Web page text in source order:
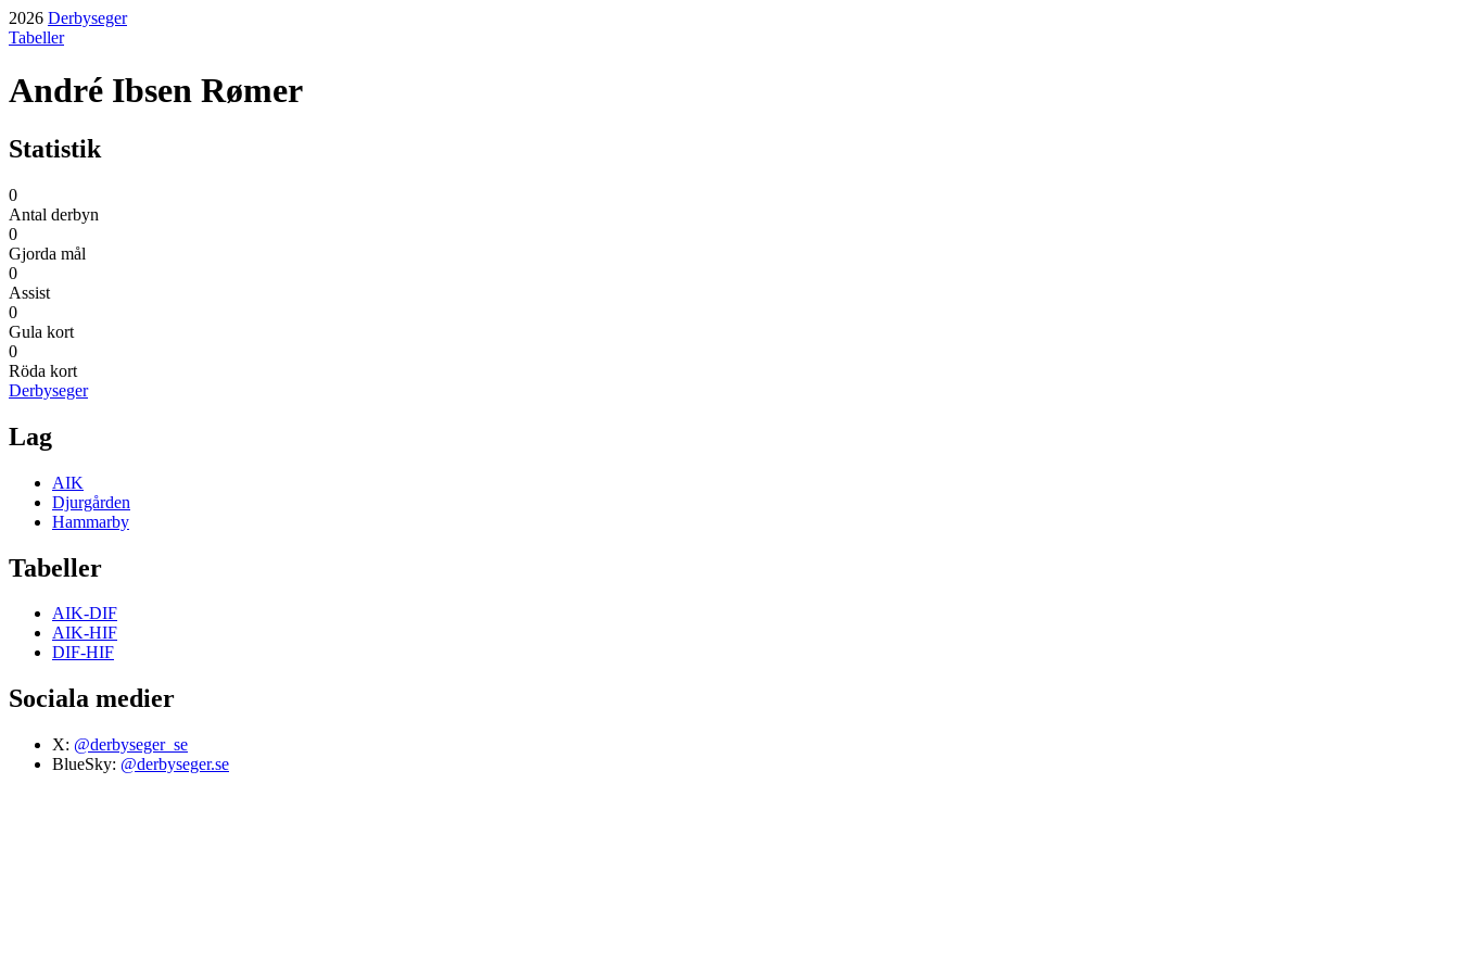
2026 Derbyseger
Tabeller
André Ibsen Rømer
Statistik
0
Antal derbyn
0
Gjorda mål
0
Assist
0
Gula kort
0
Röda kort
Derbyseger
Lag
AIK
Djurgården
Hammarby
Tabeller
AIK-DIF
AIK-HIF
DIF-HIF
Sociala medier
X: @derbyseger_se
BlueSky: @derbyseger.se